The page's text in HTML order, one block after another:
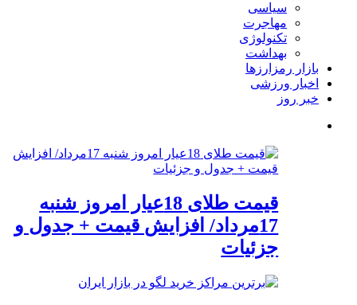
سیاسی
مهاجرت
تکنولوژی
بهداشت
بازار رمزارزها
اخبار ورزشی
خبر روز
قیمت طلای 18عیار امروز شنبه
17مرداد/ افزایش قیمت + جدول و
جزئیات